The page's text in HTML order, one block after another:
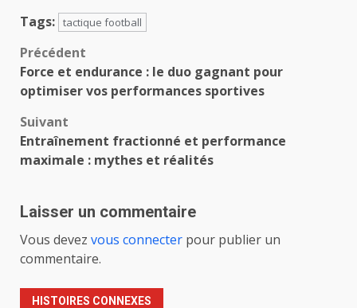
Tags: tactique football
Navigation
d’article
Précédent
Force et endurance : le duo gagnant pour
optimiser vos performances sportives
Suivant
Entraînement fractionné et performance
maximale : mythes et réalités
Laisser un commentaire
Vous devez vous connecter pour publier un
commentaire.
HISTOIRES CONNEXES